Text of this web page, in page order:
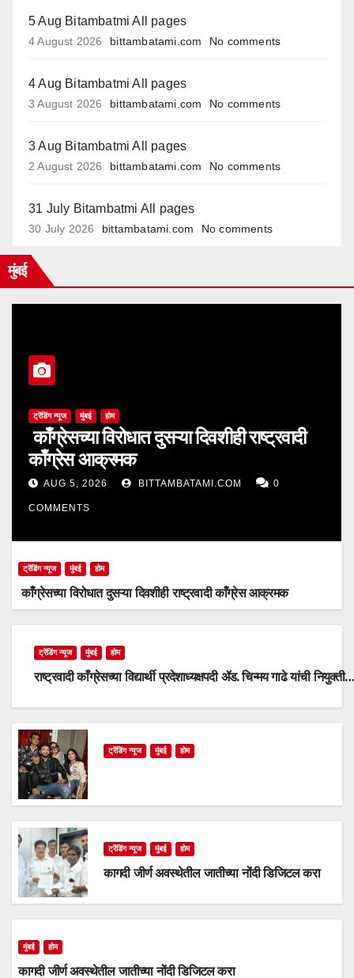
5 Aug Bitambatmi All pages
4 August 2026 bittambatami.com No comments
4 Aug Bitambatmi All pages
3 August 2026 bittambatami.com No comments
3 Aug Bitambatmi All pages
2 August 2026 bittambatami.com No comments
31 July Bitambatmi All pages
30 July 2026 bittambatami.com No comments
मुंबई
ट्रेंडिंग न्यूज मुंबई होम
काँग्रेसच्या विरोधात दुसऱ्या दिवशीही राष्ट्रवादी
काँग्रेस आक्रमक
AUG 5, 2026 BITTAMBATAMI.COM 0
COMMENTS
ट्रेंडिंग न्यूज मुंबई होम
काँग्रेसच्या विरोधात दुसऱ्या दिवशीही राष्ट्रवादी काँग्रेस आक्रमक
ट्रेंडिंग न्यूज मुंबई होम
राष्ट्रवादी काँग्रेसच्या विद्यार्थी प्रदेशाध्यक्षपदी ॲड. चिन्मय गाढे यांची नियुक्ती…
ट्रेंडिंग न्यूज मुंबई होम
ट्रेंडिंग न्यूज मुंबई होम
कागदी जीर्ण अवस्थेतील जातीच्या नोंदी डिजिटल करा
मुंबई होम
कागदी जीर्ण अवस्थेतील जातीच्या नोंदी डिजिटल करा